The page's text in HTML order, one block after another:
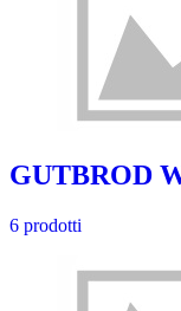
GUTBROD
6 prodotti